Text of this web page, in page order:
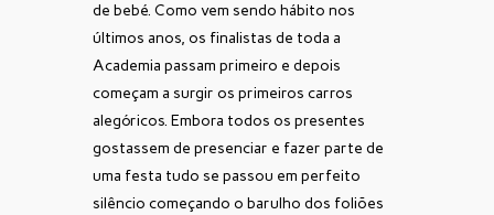
de bebé. Como vem sendo hábito nos
últimos anos, os finalistas de toda a
Academia passam primeiro e depois
começam a surgir os primeiros carros
alegóricos. Embora todos os presentes
gostassem de presenciar e fazer parte de
uma festa tudo se passou em perfeito
silêncio começando o barulho dos foliões